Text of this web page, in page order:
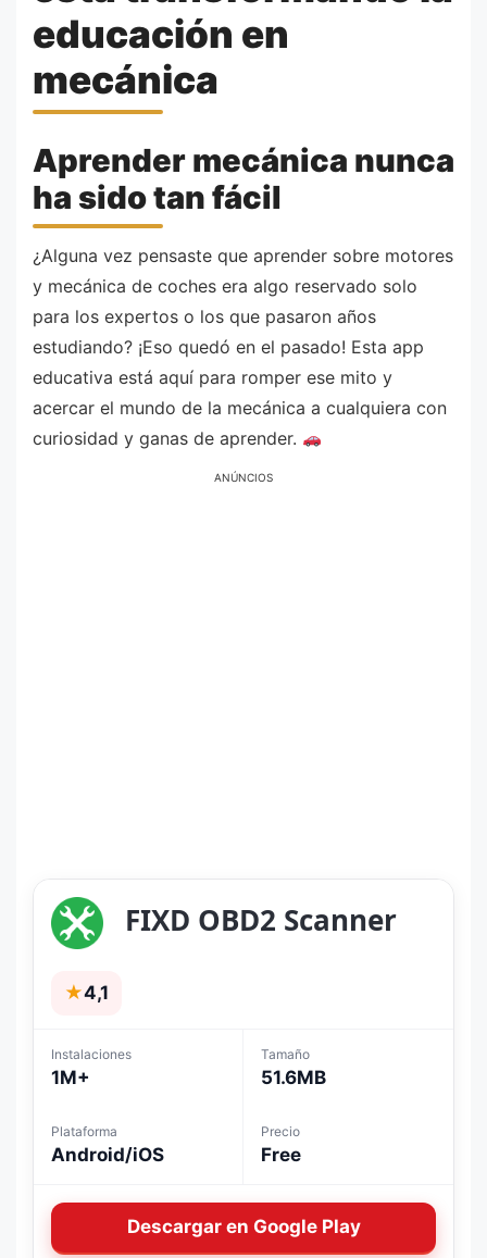
educación en
mecánica
Aprender mecánica nunca
ha sido tan fácil
¿Alguna vez pensaste que aprender sobre motores
y mecánica de coches era algo reservado solo
para los expertos o los que pasaron años
estudiando? ¡Eso quedó en el pasado! Esta app
educativa está aquí para romper ese mito y
acercar el mundo de la mecánica a cualquiera con
curiosidad y ganas de aprender.
ANÚNCIOS
FIXD OBD2 Scanner
★4,1
Instalaciones
1M+
Tamaño
51.6MB
Plataforma
Android/iOS
Precio
Free
Descargar en Google Play